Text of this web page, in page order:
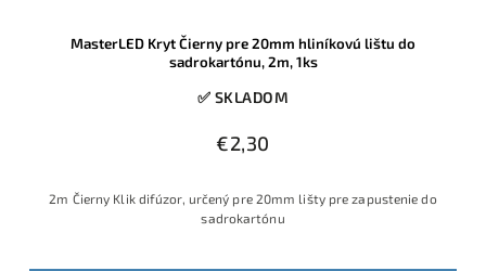
MasterLED Kryt Čierny pre 20mm hliníkovú lištu do
sadrokartónu, 2m, 1ks
✅ SKLADOM
€2,30
2m Čierny Klik difúzor, určený pre 20mm lišty pre zapustenie do
sadrokartónu